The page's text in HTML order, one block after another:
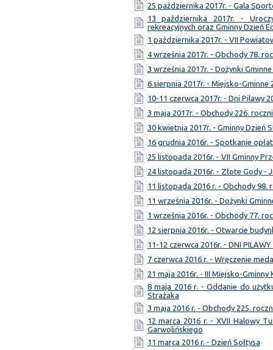
25 października 2017r. - Gala
13 października 2017r. -
rekreacyjnych oraz Gminny Dzień
1 października 2017r. - VII
4 września 2017r. - Obchody 78.
3 września 2017r. - Dożynki
6 sierpnia 2017r. - Miejsko-
10-11 czerwca 2017r. - Dni Pilawy
3 maja 2017r. - Obchody 226.
30 kwietnia 2017r. - Gminny Dzień
16 grudnia 2016r. - Spotkanie
25 listopada 2016r. - VII Gminny
24 listopada 2016r. - Złote Gody -
11 listopada 2016 r. - Obchody 98.
11 września 2016r. - Dożynki
1 września 2016r. - Obchody 77.
12 sierpnia 2016r. - Otwarcie
11-12 czerwca 2016r. - DNI PILAWY
7 czerwca 2016 r. - Wręczenie
21 maja 2016r. - III Miejsko-
8 maja 2016 r. - Oddanie do
Strażaka
3 maja 2016 r. - Obchody 225.
12 marca 2016 r. - XVII Halowy
Garwolińskiego
11 marca 2016 r. - Dzień Sołtysa